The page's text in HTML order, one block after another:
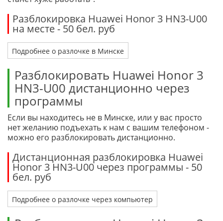
Разблокировка Huawei Honor 3 HN3-U00
на месте - 50 бел. руб
Подробнее о разлочке в Минске
Разблокировать Huawei Honor 3
HN3-U00 дистанционно через
программы
Если вы находитесь не в Минске, или у вас просто
нет желанию подъехать к нам с вашим телефоном -
можно его разблокировать дистанционно.
Дистанционная разблокировка Huawei
Honor 3 HN3-U00 через программы - 50
бел. руб
Подробнее о разлочке через компьютер